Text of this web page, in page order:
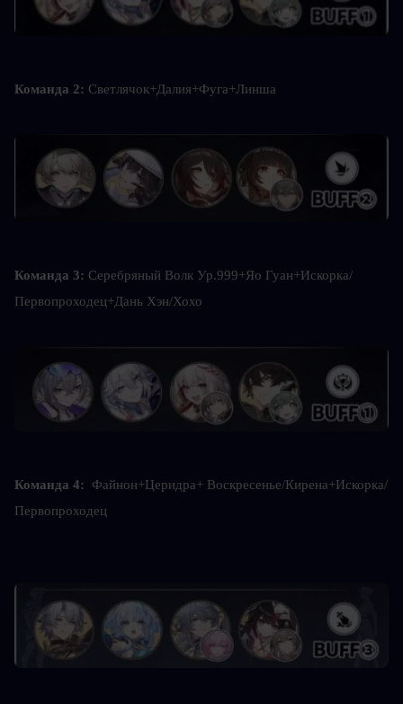
Команда 2: Светлячок+Далия+Фуга+Линша
Команда 3: Серебряный Волк Ур.999+Яо Гуан+Искорка/
Первопроходец+Дань Хэн/Хохо
Команда 4: Файнон+Церидра+ Воскресенье/Кирена+Искорка/
Первопроходец